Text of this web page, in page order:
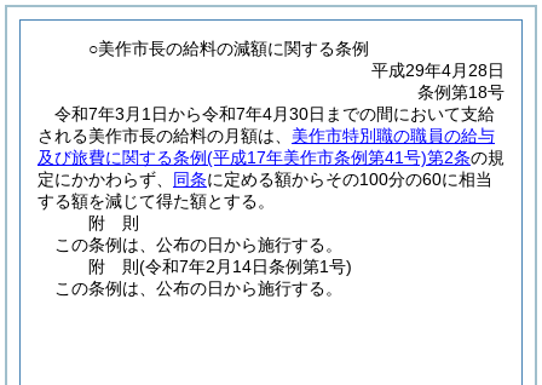
○美作市長の給料の減額に関する条例
平成29年4月28日
条例第18号
令和7年3月1日から令和7年4月30日までの間において支給
される美作市長の給料の月額は、 美作市特別職の職員の給与
及び旅費に関する条例(平成17年美作市条例第41号)第2条の規
定にかかわらず、 同条に定める額からその100分の60に相当
する額を減じて得た額とする。
附 則
この条例は、公布の日から施行する。
附 則(令和7年2月14日条例第1号)
この条例は、公布の日から施行する。